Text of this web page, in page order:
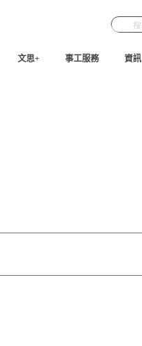
文思+ 事工服務 資訊